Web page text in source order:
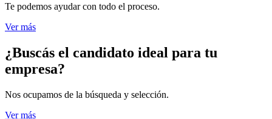
Te podemos ayudar con todo el proceso.
Ver más
¿Buscás el candidato ideal para tu
empresa?
Nos ocupamos de la búsqueda y selección.
Ver más